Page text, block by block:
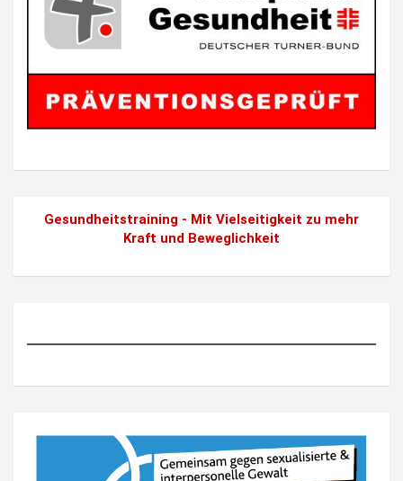
Gesundheitstraining - Mit Vielseitigkeit zu mehr
Kraft und Beweglichkeit